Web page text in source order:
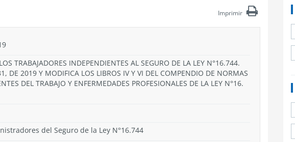
Imprimir
TRABAJADORES INDEPENDIENTES AL SEGURO DE LA LEY N°16.744.
DE 2019 Y MODIFICA LOS LIBROS IV Y VI DEL COMPENDIO DE NORMAS
DEL TRABAJO Y ENFERMEDADES PROFESIONALES DE LA LEY N°16.
del Seguro de la Ley N°16.744